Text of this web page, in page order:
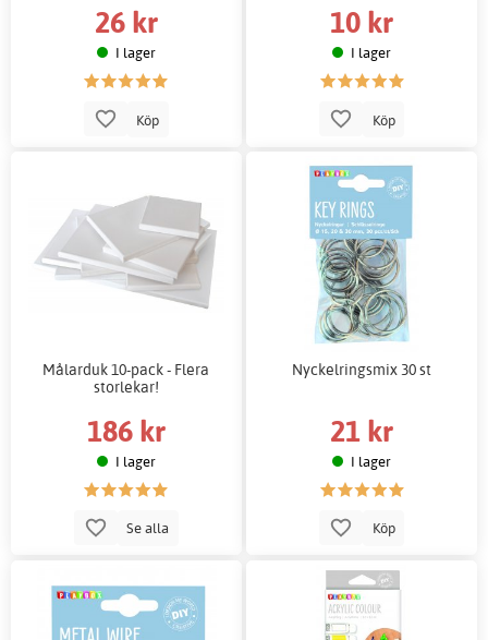
26 kr
I lager
Köp
10 kr
I lager
Köp
Målarduk 10-pack - Flera
storlekar!
186 kr
I lager
Se alla
Nyckelringsmix 30 st
21 kr
I lager
Köp